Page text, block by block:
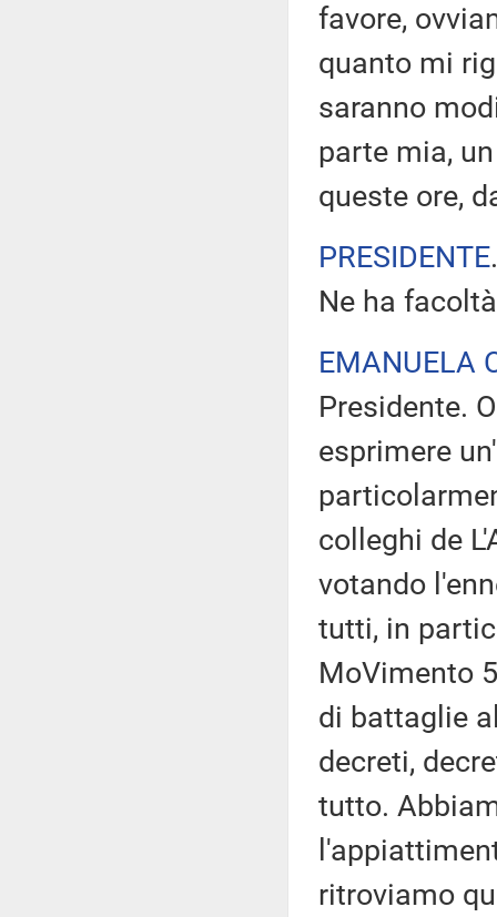
favore,
quanto mi
saranno
parte mia,
queste ore,
PRESIDENTE
Ne ha
EMANUELA
Presidente.
esprimere
colleghi de
votando
tutti, in
MoVimento
di battaglie
decreti,
tutto.
ritroviamo